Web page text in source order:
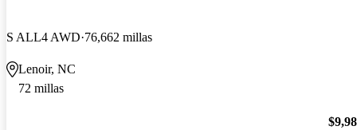
S ALL4 AWD 76,662 millas
Lenoir, NC
72 millas